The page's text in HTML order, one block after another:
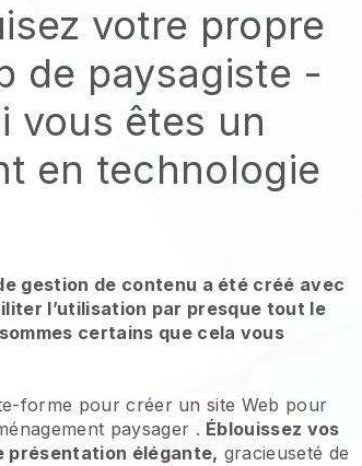
votre propre
de paysagiste -
vous êtes un
en technologie
gestion de contenu a été créé avec
l’utilisation par presque tout le
certains que cela vous
forme pour créer un site Web pour
paysager . Éblouissez vos
présentation élégante, gracieuseté de